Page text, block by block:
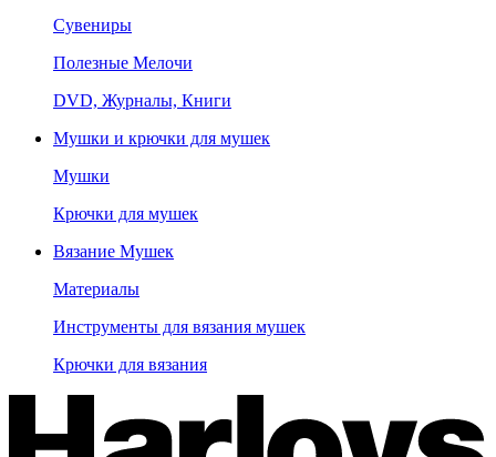
Сувениры
Полезные Мелочи
DVD, Журналы, Книги
Мушки и крючки для мушек
Мушки
Крючки для мушек
Вязание Мушек
Материалы
Инструменты для вязания мушек
Крючки для вязания